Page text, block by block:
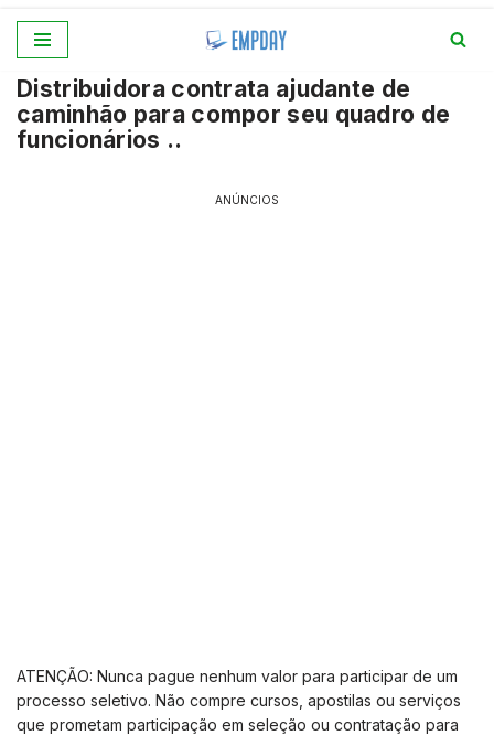
para
o
conteúdo
Distribuidora contrata ajudante de
caminhão para compor seu quadro de
funcionários ..
ANÚNCIOS
ATENÇÃO: Nunca pague nenhum valor para participar de um
processo seletivo. Não compre cursos, apostilas ou serviços
que prometam participação em seleção ou contratação para